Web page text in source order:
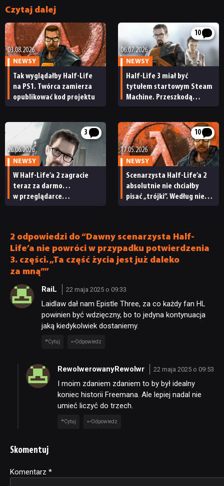
Czytaj dalej
03.08.2026
NEWSY
Tak wyglądałby Half-Life
na PS1. Twórca zamierza
opublikować kod projektu
10
06.07.2026
NEWSY
Half-Life 3 miał być
tytułem startowym Steam
Machine. Przeszkodą
sprzętu
3
26.06.2026
NEWSY
W Half-Life’a 2 zagracie
teraz za darmo…
w przeglądarce
10
17.05.2026
NEWSY
Scenarzysta Half-Life’a 2
absolutnie nie chciałby
pisać „trójki”. Według niego
2 odpowiedzi do “Dawny scenarzysta Half-
Life’a nie powróci w przypadku potwierdzenia
3. części. „Ta część życia jest już daleko
za mną””
RaiL 22 maja 2025 o 09:33
Laidlaw dał nam Epistle Three, za co każdy fan HL
powinien być wdzięczny, bo to jedyna kontynuacja
jaką kiedykolwiek dostaniemy.
Cytuj Odpowiedz
RewolwerowanyRewolwr 22 maja 2025 o 09:53
I moim zdaniem zdaniem to by był idealny
koniec historii Freemana. Ale lepiej nadal nie
umieć liczyć do trzech.
Cytuj Odpowiedz
Skomentuj
Komentarz *
Alternative: